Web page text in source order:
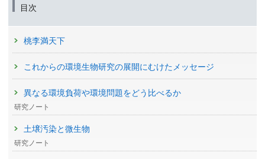
目次
桃李満天下
これからの環境生物研究の展開にむけたメッセージ
異なる環境負荷や環境問題をどう比べるか
研究ノート
土壌汚染と微生物
研究ノート